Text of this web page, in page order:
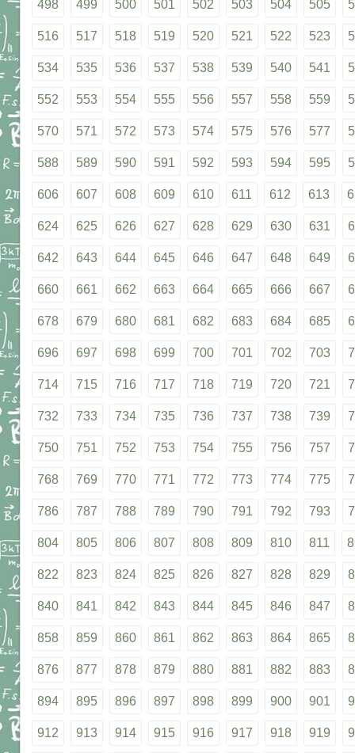
498 499 500 501 502 503 504 505
516 517 518 519 520 521 522 523
534 535 536 537 538 539 540 541
552 553 554 555 556 557 558 559
570 571 572 573 574 575 576 577
588 589 590 591 592 593 594 595
606 607 608 609 610 611 612 613
624 625 626 627 628 629 630 631
642 643 644 645 646 647 648 649
660 661 662 663 664 665 666 667
678 679 680 681 682 683 684 685
696 697 698 699 700 701 702 703
714 715 716 717 718 719 720 721
732 733 734 735 736 737 738 739
750 751 752 753 754 755 756 757
768 769 770 771 772 773 774 775
786 787 788 789 790 791 792 793
804 805 806 807 808 809 810 811
822 823 824 825 826 827 828 829
840 841 842 843 844 845 846 847
858 859 860 861 862 863 864 865
876 877 878 879 880 881 882 883
894 895 896 897 898 899 900 901
912 913 914 915 916 917 918 919